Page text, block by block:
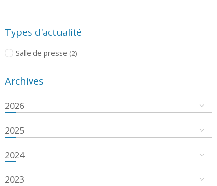
Types d'actualité
Salle de presse (2)
Archives
2026
2025
2024
2023